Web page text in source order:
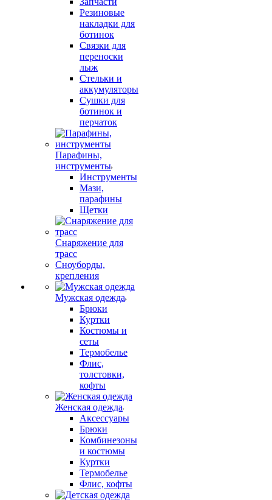
Резиновые
накладки для
ботинок
Связки для
переноски
лыж
Стельки и
аккумуляторы
Сушки для
ботинок и
перчаток
Парафины,
инструменты
Инструменты
Мази,
парафины
Щетки
Снаряжение для
трасс
Сноуборды,
крепления
Мужская одежда
Брюки
Куртки
Костюмы и
сеты
Термобелье
Флис,
толстовки,
кофты
Женская одежда
Аксессуары
Брюки
Комбинезоны
и костюмы
Куртки
Термобелье
Флис, кофты